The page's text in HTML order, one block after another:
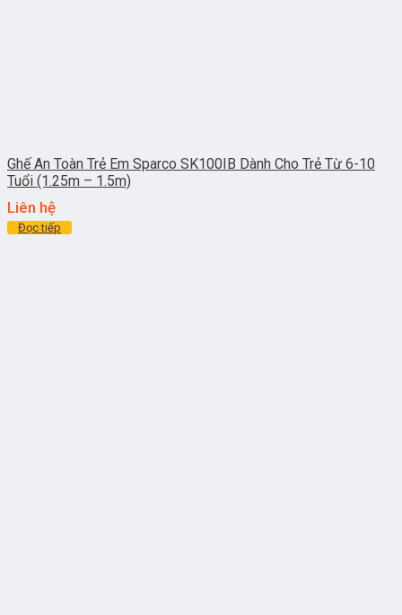
Ghế An Toàn Trẻ Em Sparco SK100IB Dành Cho Trẻ Từ 6-10
Tuổi (1.25m – 1.5m)
Liên hệ
Đọc tiếp